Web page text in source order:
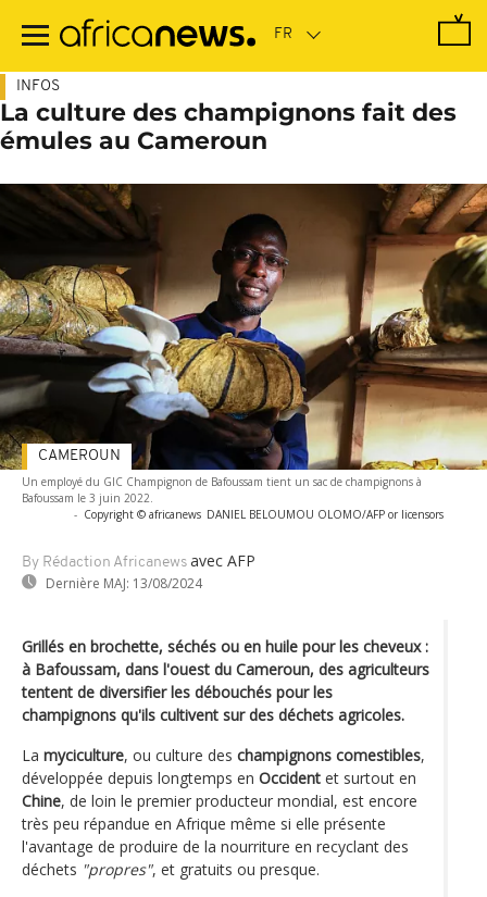
contenu
INFOS
La culture des champignons fait des
émules au Cameroun
Un employé du GIC Champignon de Bafoussam tient un sac de champignons à
Bafoussam le 3 juin 2022.
- Copyright © africanews DANIEL BELOUMOU OLOMO/AFP or licensors
By Rédaction Africanews avec AFP
Dernière MAJ: 13/08/2024
CAMEROUN
Grillés en brochette, séchés ou en huile pour les cheveux :
à Bafoussam, dans l'ouest du Cameroun, des agriculteurs
tentent de diversifier les débouchés pour les
champignons qu'ils cultivent sur des déchets agricoles.
La myciculture, ou culture des champignons comestibles,
développée depuis longtemps en Occident et surtout en
Chine, de loin le premier producteur mondial, est encore
très peu répandue en Afrique même si elle présente
l'avantage de produire de la nourriture en recyclant des
déchets "propres", et gratuits ou presque.